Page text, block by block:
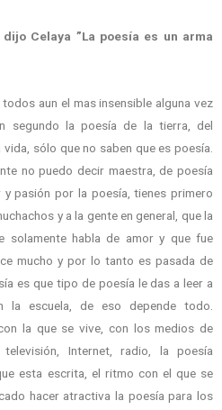
Celaya ”La poesía es un arma
aun el mas insensible alguna vez
segundo la poesía de la tierra, del
vida, sólo que no saben que es poesía.
no puedo decir maestra, de poesía
pasión por la poesía, tienes primero
y a la gente en general, que la
solamente habla de amor y que fue
mucho y por lo tanto es pasada de
es que tipo de poesía le das a leer a
escuela, de eso depende todo.
la que se vive, con los medios de
televisión, Internet, radio, la poesía
esta escrita, el ritmo con el que se
hacer atractiva la poesía para los